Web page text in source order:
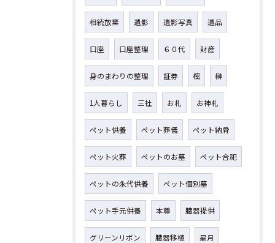
相続放棄 遺影 遺影写真 遺品
口座 口座整理 ６０代 財産
身のまわりの整理 証券 樒 榊
1人暮らし 三社 お札 お神札
ペット供養 ペット葬儀 ペット納骨
ペット火葬 ペットのお墓 ペット合祀
ペットの永代供養 ペット個別墓
ペット手元供養 本尊 臓器提供
グリーンリボン 臓器移植 星月